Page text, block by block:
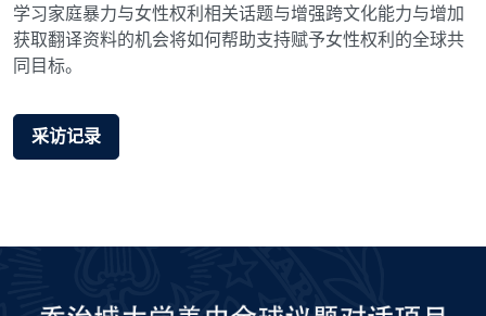
学习家庭暴力与女性权利相关话题与增强跨文化能力与增加
获取翻译资料的机会将如何帮助支持赋予女性权利的全球共
同目标。
采访记录